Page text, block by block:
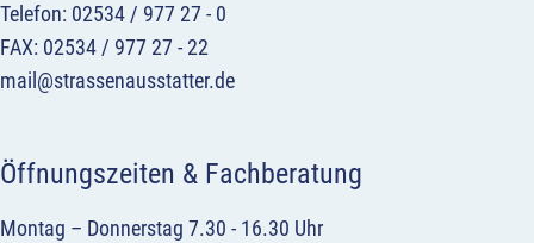
Telefon: 02534 / 977 27 - 0
FAX: 02534 / 977 27 - 22
mail@strassenausstatter.de
Öffnungszeiten & Fachberatung
Montag – Donnerstag 7.30 - 16.30 Uhr